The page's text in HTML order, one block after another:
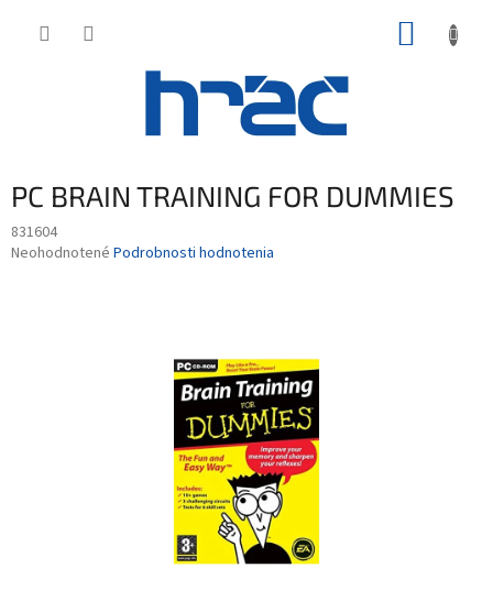
PC BRAIN TRAINING FOR DUMMIES
831604
Priemerné
Neohodnotené Podrobnosti hodnotenia